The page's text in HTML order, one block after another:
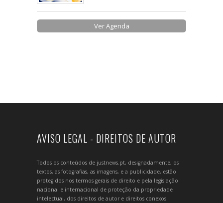
Ver Agenda
AVISO LEGAL - DIREITOS DE AUTOR
Todos os conteúdos de justnews.pt, designadamente, os
textos, as fotografias, as imagens, e a publicidade, estão
protegidos nos termos gerais de direito e pela legislação
nacional e internacional de proteção da propriedade
intelectual, dos direitos de autor e direitos conexos.